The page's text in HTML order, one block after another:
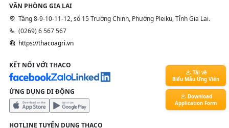
VĂN PHÒNG GIA LAI
Tầng 8-9-10-11-12, số 15 Trường Chinh, Phường Pleiku, Tỉnh Gia Lai.
(0269) 6 567 567
https://thacoagri.vn
KẾT NỐI VỚI THACO
ỨNG DỤNG DI ĐỘNG
HOTLINE TUYỂN DỤNG THACO
Tải về
Biểu Mẫu Ứng Viên
Download
Application Form